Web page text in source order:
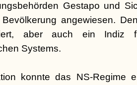
Gestapo und
angewiesen.
aber auch ein Indiz
Systems.
konnte das NS-Regime